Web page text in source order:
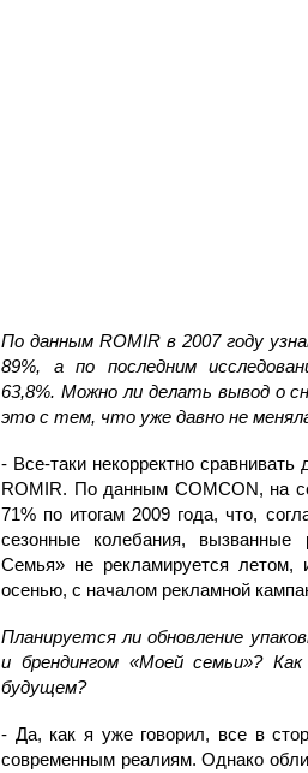
По данным ROMIR в 2007 году
89%, а по последним
63,8%. Можно ли делать вывод о
это с тем, что уже давно не
- Все-таки некорректно
ROMIR. По данным COMCON, на
71% по итогам 2009 года, что,
сезонные колебания, вызванные
Семья» не рекламируется летом,
осенью, с началом рекламной
Планируется ли обновление
и брендингом «Моей семьи»?
будущем?
- Да, как я уже говорил, все в
современным реалиям. Однако